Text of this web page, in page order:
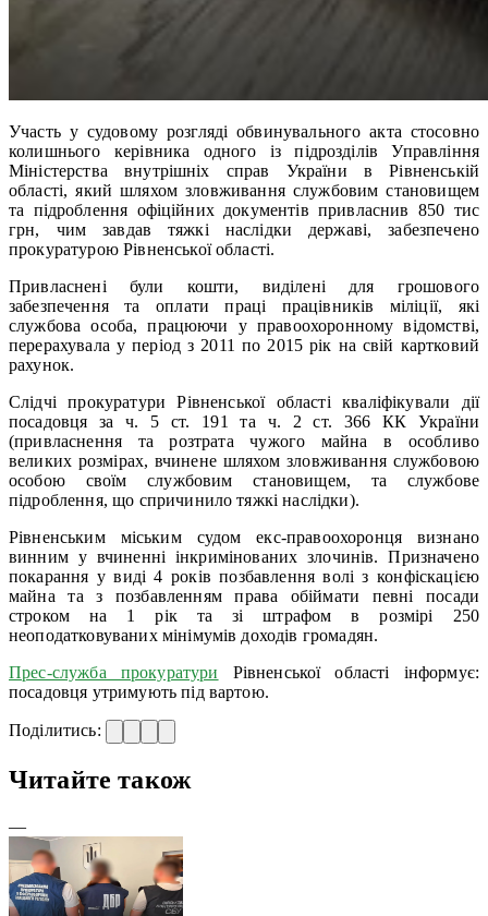
Участь у судовому розгляді обвинувального акта стосовно
колишнього керівника одного із підрозділів Управління
Міністерства внутрішніх справ України в Рівненській
області, який шляхом зловживання службовим становищем
та підроблення офіційних документів привласнив 850 тис
грн, чим завдав тяжкі наслідки державі, забезпечено
прокуратурою Рівненської області.
Привласнені були кошти, виділені для грошового
забезпечення та оплати праці працівників міліції, які
службова особа, працюючи у правоохоронному відомстві,
перерахувала у період з 2011 по 2015 рік на свій картковий
рахунок.
Слідчі прокуратури Рівненської області кваліфікували дії
посадовця за ч. 5 ст. 191 та ч. 2 ст. 366 КК України
(привласнення та розтрата чужого майна в особливо
великих розмірах, вчинене шляхом зловживання службовою
особою своїм службовим становищем, та службове
підроблення, що спричинило тяжкі наслідки).
Рівненським міським судом екс-правоохоронця визнано
винним у вчиненні інкримінованих злочинів. Призначено
покарання у виді 4 років позбавлення волі з конфіскацією
майна та з позбавленням права обіймати певні посади
строком на 1 рік та зі штрафом в розмірі 250
неоподатковуваних мінімумів доходів громадян.
Прес-служба прокуратури Рівненської області інформує:
посадовця утримують під вартою.
Поділитись:
Читайте також
—